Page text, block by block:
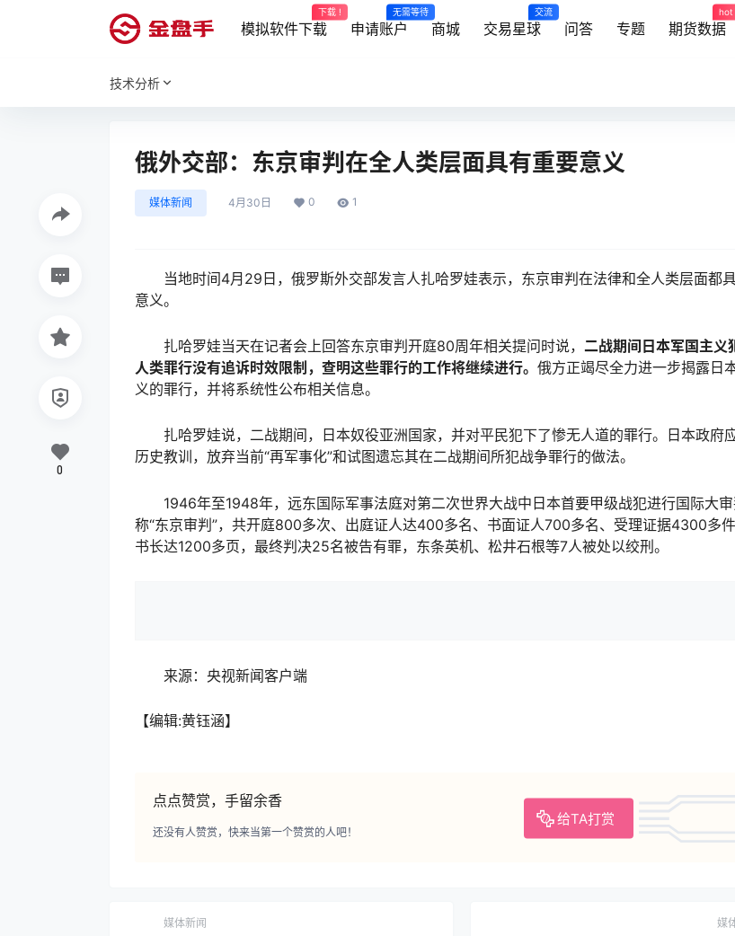
模拟软件下载
下载 !
申请账户
无需等待
商城 交易星球
交流
问答 专题 期货数据
hot
技术分析
俄外交部：东京审判在全人类层面具有重要意义
媒体新闻 4月30日 0 1
当地时间4月29日，俄罗斯外交部发言人扎哈罗娃表示，东京审判在法律和全人类层面都
意义。
扎哈罗娃当天在记者会上回答东京审判开庭80周年相关提问时说， 二战期间日本军国主义
人类罪行没有追诉时效限制，查明这些罪行的工作将继续进行。 俄方正竭尽全力进一步揭露日
义的罪行，并将系统性公布相关信息。
扎哈罗娃说，二战期间，日本奴役亚洲国家，并对平民犯下了惨无人道的罪行。日本政府
历史教训，放弃当前“再军事化”和试图遗忘其在二战期间所犯战争罪行的做法。
1946年至1948年，远东国际军事法庭对第二次世界大战中日本首要甲级战犯进行国际大审
称“东京审判”，共开庭800多次、出庭证人达400多名、书面证人700多名、受理证据4300多
书长达1200多页，最终判决25名被告有罪，东条英机、松井石根等7人被处以绞刑。
来源：央视新闻客户端
【编辑:黄钰涵】
点点赞赏，手留余香
给TA打赏
还没有人赞赏，快来当第一个赞赏的人吧！
0
媒体新闻 媒